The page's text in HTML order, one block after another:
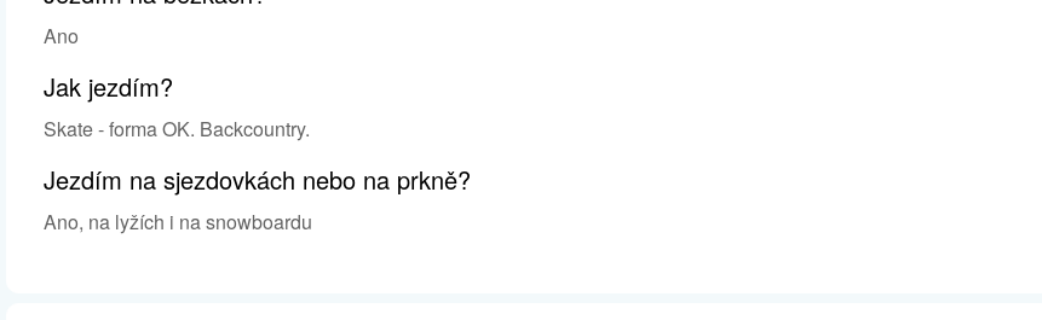
Ano
Jak jezdím?
Skate - forma OK. Backcountry.
Jezdím na sjezdovkách nebo na prkně?
Ano, na lyžích i na snowboardu